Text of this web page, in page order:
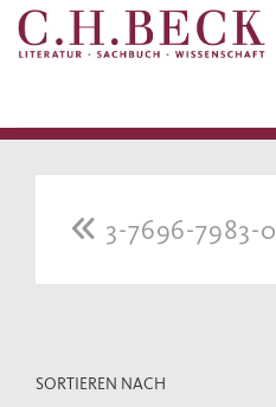
3-7696-7983-0
SORTIEREN NACH